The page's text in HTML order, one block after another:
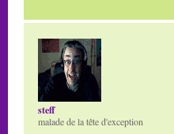
steff
malade de la tête d'exception